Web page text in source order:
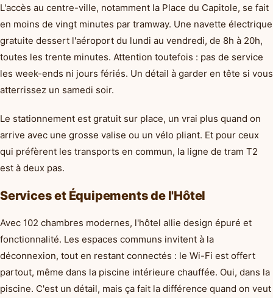
L'accès au centre-ville, notamment la Place du Capitole, se fait
en moins de vingt minutes par tramway. Une navette électrique
gratuite dessert l'aéroport du lundi au vendredi, de 8h à 20h,
toutes les trente minutes. Attention toutefois : pas de service
les week-ends ni jours fériés. Un détail à garder en tête si vous
atterrissez un samedi soir.
Le stationnement est gratuit sur place, un vrai plus quand on
arrive avec une grosse valise ou un vélo pliant. Et pour ceux
qui préfèrent les transports en commun, la ligne de tram T2
est à deux pas.
Services et Équipements de l'Hôtel
Avec 102 chambres modernes, l'hôtel allie design épuré et
fonctionnalité. Les espaces communs invitent à la
déconnexion, tout en restant connectés : le Wi-Fi est offert
partout, même dans la piscine intérieure chauffée. Oui, dans la
piscine. C'est un détail, mais ça fait la différence quand on veut